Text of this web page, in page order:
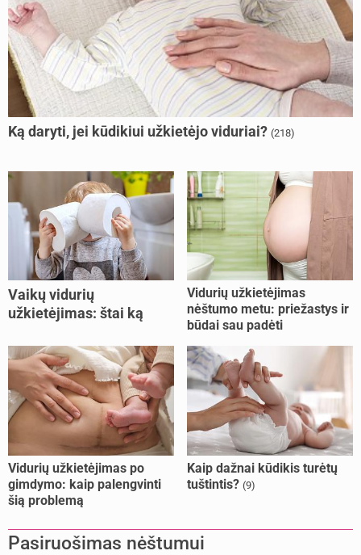
Ką daryti, jei kūdikiui užkietėjo viduriai? (218)
Vaikų vidurių
užkietėjimas: štai ką
Vidurių užkietėjimas
nėštumo metu: priežastys ir
būdai sau padėti
Vidurių užkietėjimas po
gimdymo: kaip palengvinti
šią problemą
Kaip dažnai kūdikis turėtų
tuštintis? (9)
Pasiruošimas nėštumui